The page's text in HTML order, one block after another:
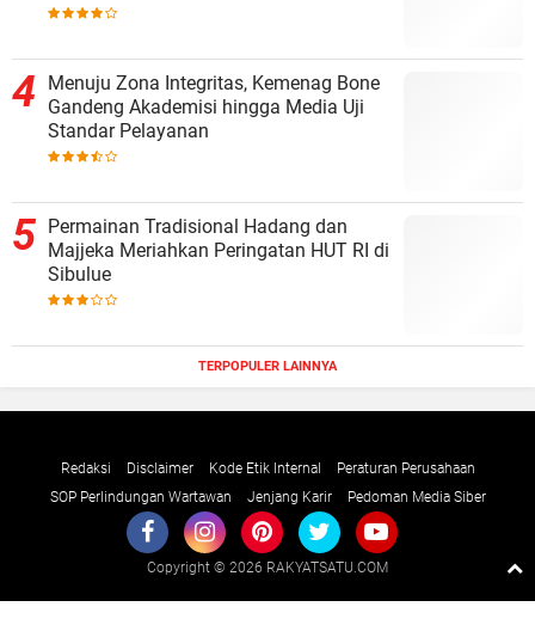
Menuju Zona Integritas, Kemenag Bone
Gandeng Akademisi hingga Media Uji
Standar Pelayanan
Permainan Tradisional Hadang dan
Majjeka Meriahkan Peringatan HUT RI di
Sibulue
TERPOPULER LAINNYA
Redaksi Disclaimer Kode Etik Internal
Peraturan Perusahaan
SOP Perlindungan Wartawan
Jenjang Karir Pedoman Media Siber
Copyright © 2026 RAKYATSATU.COM
Raushan